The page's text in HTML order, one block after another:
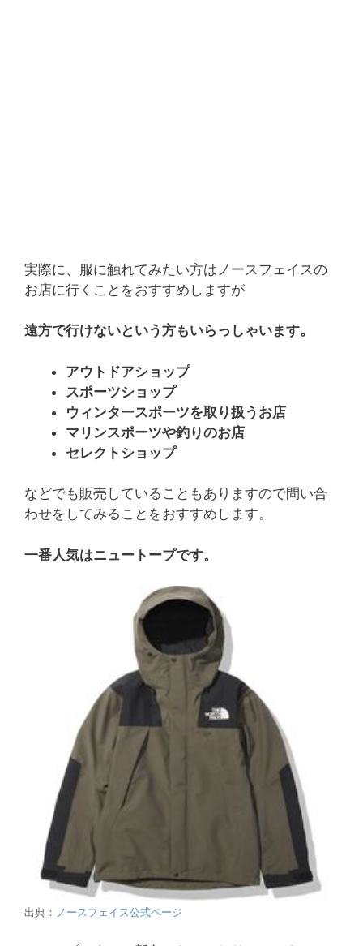
実際に、服に触れてみたい方はノースフェイスの
お店に行くことをおすすめしますが
遠方で行けないという方もいらっしゃいます。
アウトドアショップ
スポーツショップ
ウィンタースポーツを取り扱うお店
マリンスポーツや釣りのお店
セレクトショップ
などでも販売していることもありますので問い合
わせをしてみることをおすすめします。
一番人気はニュートープです。
出典： ノースフェイス公式ページ